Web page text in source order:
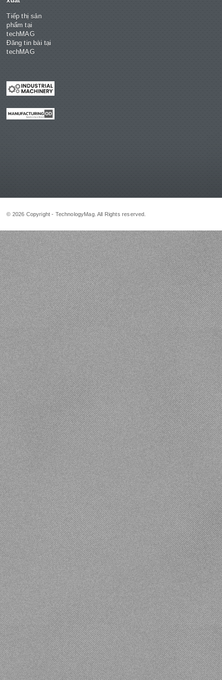
Tiếp thị sản
phẩm tại
techMAG
Đăng tin bài tại
techMAG
© 2026 Copyright - TechnologyMag. All Rights reserved.